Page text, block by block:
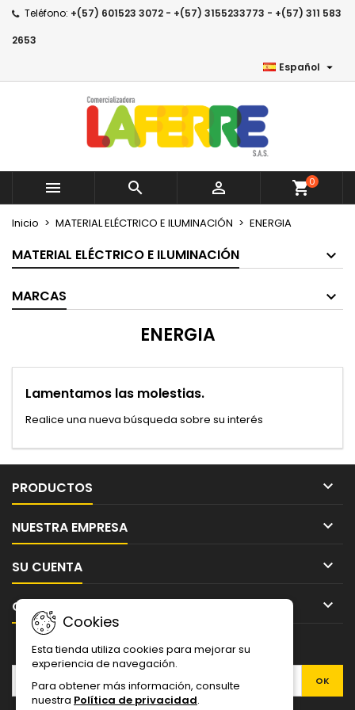
Teléfono: +(57) 601523 3072 - +(57) 3155233773 - +(57) 311 583
2653
Español 
   shopping_cart0
Inicio MATERIAL ELÉCTRICO E ILUMINACIÓN ENERGIA
MATERIAL ELÉCTRICO E ILUMINACIÓN
MARCAS
ENERGIA
Lamentamos las molestias.
Realice una nueva búsqueda sobre su interés
PRODUCTOS 
NUESTRA EMPRESA 
SU CUENTA 
CONTACTO 
×
×
((cancelText)) ((modalDeleteText))
×
Nombre de la lista de deseos
Crear lista de deseos
×
Debe iniciar sesión para guardar productos en su
lista de deseos.
Cancelar Iniciar sesión
Cookies
Esta tienda utiliza cookies para mejorar su
experiencia de navegación.
Para obtener más información, consulte
nuestra Política de privacidad.
BOLETÍN